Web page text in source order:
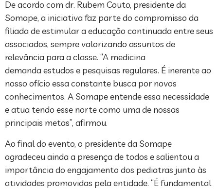
De acordo com dr. Rubem Couto, presidente da
Somape, a iniciativa faz parte do compromisso da
filiada de estimular a educação continuada entre seus
associados, sempre valorizando assuntos de
relevância para a classe. “A medicina
demanda estudos e pesquisas regulares. É inerente ao
nosso ofício essa constante busca por novos
conhecimentos. A Somape entende essa necessidade
e atua tendo esse norte como uma de nossas
principais metas”, afirmou.
Ao final do evento, o presidente da Somape
agradeceu ainda a presença de todos e salientou a
importância do engajamento dos pediatras junto às
atividades promovidas pela entidade. “É fundamental